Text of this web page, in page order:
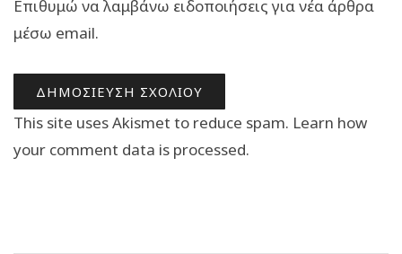
Επιθυμώ να λαμβάνω ειδοποιήσεις για νέα άρθρα
μέσω email.
This site uses Akismet to reduce spam. Learn how
your comment data is processed.